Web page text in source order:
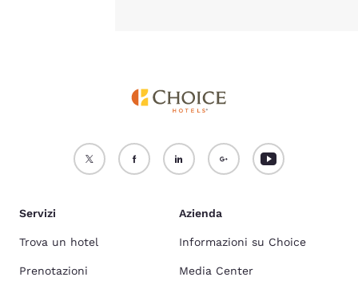
Servizi
Trova un hotel
Prenotazioni
Azienda
Informazioni su Choice
Media Center